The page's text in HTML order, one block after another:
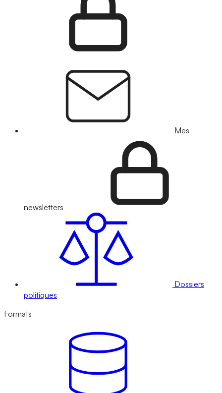
Mes
newsletters
Dossiers
politiques
Formats